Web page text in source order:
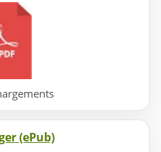
(ePub)